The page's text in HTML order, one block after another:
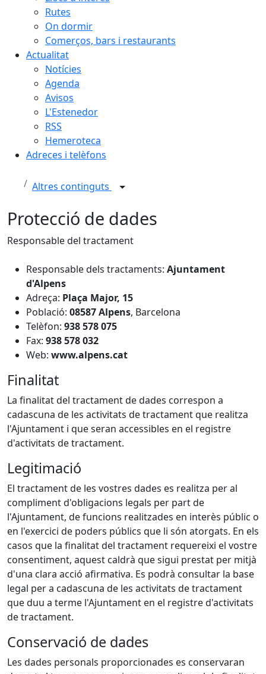
Rutes
On dormir
Comerços, bars i restaurants
Actualitat
Notícies
Agenda
Avisos
L'Estenedor
RSS
Hemeroteca
Adreces i telèfons
Altres continguts
Protecció de dades
Responsable del tractament
Responsable dels tractaments: Ajuntament
d'Alpens
Adreça: Plaça Major, 15
Població: 08587 Alpens, Barcelona
Telèfon: 938 578 075
Fax: 938 578 032
Web: www.alpens.cat
Finalitat
La finalitat del tractament de dades correspon a
cadascuna de les activitats de tractament que realitza
l'Ajuntament i que seran accessibles en el registre
d'activitats de tractament.
Legitimació
El tractament de les vostres dades es realitza per al
compliment d'obligacions legals per part de
l'Ajuntament, de funcions realitzades en interès públic o
en l'exercici de poders públics que li són atorgats. En els
casos que la finalitat del tractament requereixi el vostre
consentiment, aquest caldrà que sigui prestat per mitjà
d'una clara acció afirmativa. Es podrà consultar la base
legal per a cadascuna de les activitats de tractament
que duu a terme l'Ajuntament en el registre d'activitats
de tractament.
Conservació de dades
Les dades personals proporcionades es conservaran